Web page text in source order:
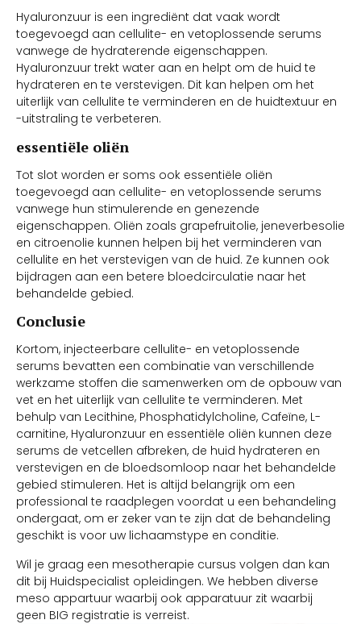
Hyaluronzuur is een ingrediënt dat vaak wordt
toegevoegd aan cellulite- en vetoplossende serums
vanwege de hydraterende eigenschappen.
Hyaluronzuur trekt water aan en helpt om de huid te
hydrateren en te verstevigen. Dit kan helpen om het
uiterlijk van cellulite te verminderen en de huidtextuur en
-uitstraling te verbeteren.
essentiële oliën
Tot slot worden er soms ook essentiële oliën
toegevoegd aan cellulite- en vetoplossende serums
vanwege hun stimulerende en genezende
eigenschappen. Oliën zoals grapefruitolie, jeneverbesolie
en citroenolie kunnen helpen bij het verminderen van
cellulite en het verstevigen van de huid. Ze kunnen ook
bijdragen aan een betere bloedcirculatie naar het
behandelde gebied.
Conclusie
Kortom, injecteerbare cellulite- en vetoplossende
serums bevatten een combinatie van verschillende
werkzame stoffen die samenwerken om de opbouw van
vet en het uiterlijk van cellulite te verminderen. Met
behulp van Lecithine, Phosphatidylcholine, Cafeïne, L-
carnitine, Hyaluronzuur en essentiële oliën kunnen deze
serums de vetcellen afbreken, de huid hydrateren en
verstevigen en de bloedsomloop naar het behandelde
gebied stimuleren. Het is altijd belangrijk om een
professional te raadplegen voordat u een behandeling
ondergaat, om er zeker van te zijn dat de behandeling
geschikt is voor uw lichaamstype en conditie.
Wil je graag een mesotherapie cursus volgen dan kan
dit bij Huidspecialist opleidingen. We hebben diverse
meso appartuur waarbij ook apparatuur zit waarbij
geen BIG registratie is verreist.